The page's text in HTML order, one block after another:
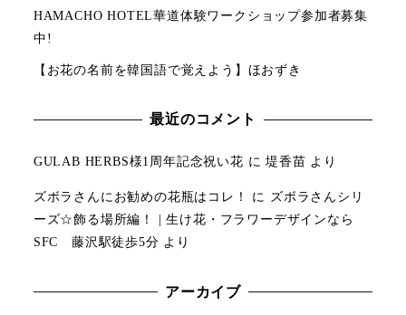
HAMACHO HOTEL華道体験ワークショップ参加者募集
中!
【お花の名前を韓国語で覚えよう】ほおずき
最近のコメント
GULAB HERBS様1周年記念祝い花 に堤香苗 より
ズボラさんにお勧めの花瓶はコレ！ に
ズボラさんシリ
ーズ☆飾る場所編！ | 生け花・フラワーデザインなら
SFC 藤沢駅徒歩5分 より
アーカイブ